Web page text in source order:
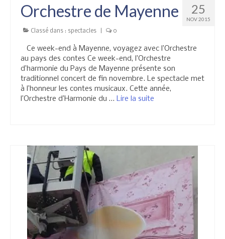
25
NOV 2015
Orchestre de Mayenne
Classé dans : spectacles 0
Ce week-end à Mayenne, voyagez avec l’Orchestre
au pays des contes Ce week-end, l’Orchestre
d’harmonie du Pays de Mayenne présente son
traditionnel concert de fin novembre. Le spectacle met
à l’honneur les contes musicaux. Cette année,
l’Orchestre d’Harmonie du … Lire la suite­­